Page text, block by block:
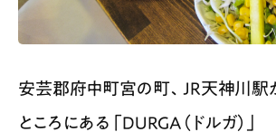
安芸郡府中町宮の町、JR天神川駅
ところにある「DURGA（ドルガ）」